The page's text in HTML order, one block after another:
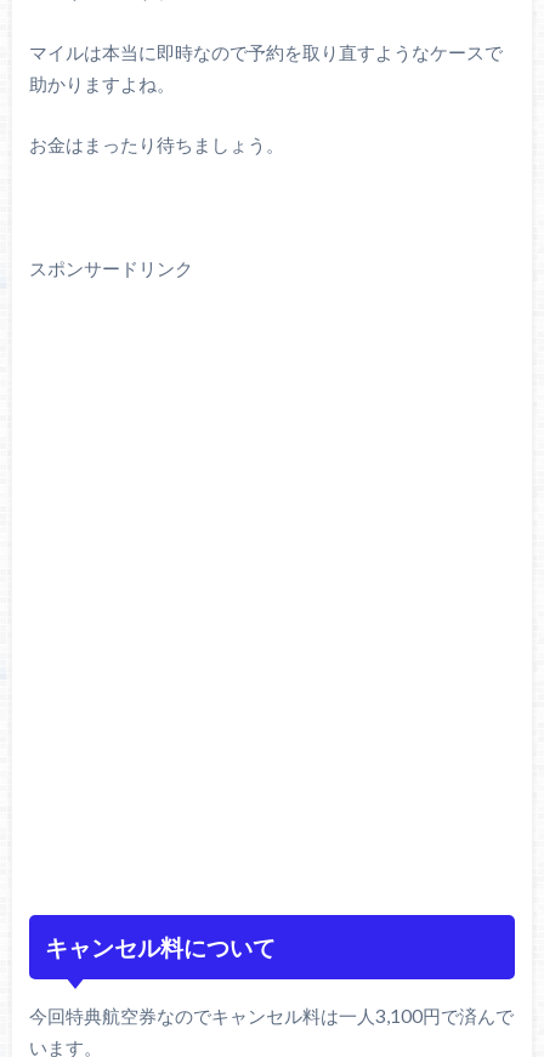
マイルは本当に即時なので予約を取り直すようなケースで
助かりますよね。
お金はまったり待ちましょう。
スポンサードリンク
キャンセル料について
今回特典航空券なのでキャンセル料は一人3,100円で済んで
います。